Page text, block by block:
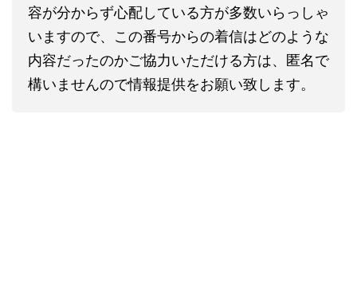
容が分からず心配している方が多数いらっしゃ
いますので、この番号からの着信はどのような
内容だったのかご協力いただける方は、匿名で
構いませんので情報提供をお願い致します。